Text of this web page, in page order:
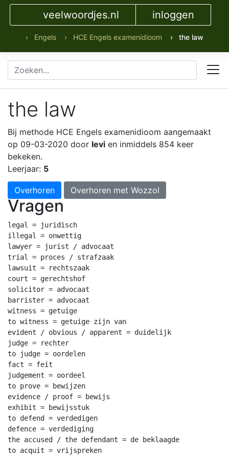
veelwoordjes.nl inloggen
› Engels › HCE Engels examenidioom › the law
the law
Bij methode HCE Engels examenidioom aangemaakt
op 09-03-2020 door levi en inmiddels 854 keer
bekeken.
Leerjaar: 5
Overhoren Overhoren met Wozzol
Vragen
legal = juridisch
illegal = onwettig
lawyer = jurist / advocaat
trial = proces / strafzaak
lawsuit = rechtszaak
court = gerechtshof
solicitor = advocaat
barrister = advocaat
witness = getuige
to witness = getuige zijn van
evident / obvious / apparent = duidelijk
judge = rechter
to judge = oordelen
fact = feit
judgement = oordeel
to prove = bewijzen
evidence / proof = bewijs
exhibit = bewijsstuk
to defend = verdedigen
defence = verdediging
the accused / the defendant = de beklaagde
to acquit = vrijspreken